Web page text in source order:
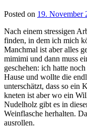
Posted on 19. November
Nach einem stressigen
finden, in dem ich mich
Manchmal ist aber alles
mimimi und dann muss
geschehen: ich hatte
Hause und wollte die
unterschätzt, dass so ein
kneten ist aber wo ein
Nudelholz gibt es in
Weinflasche herhalten.
ausrollen.